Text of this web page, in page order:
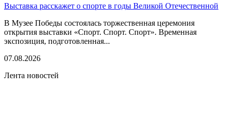
Выставка расскажет о спорте в годы Великой Отечественной
В Музее Победы состоялась торжественная церемония
открытия выставки «Спорт. Спорт. Спорт». Временная
экспозиция, подготовленная...
07.08.2026
Лента новостей